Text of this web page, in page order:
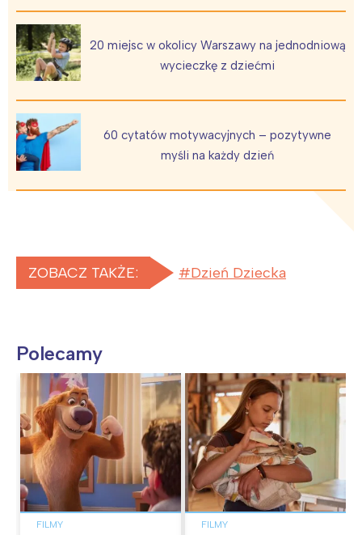
20 miejsc w okolicy Warszawy na jednodniową
wycieczkę z dziećmi
60 cytatów motywacyjnych – pozytywne
myśli na każdy dzień
ZOBACZ TAKŻE: Dzień Dziecka
Polecamy
FILMY FILMY